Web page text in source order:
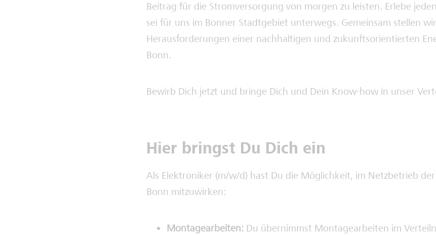
Beitrag für die Stromversorgung von morgen zu leisten. Erlebe
sei für uns im Bonner Stadtgebiet unterwegs. Gemeinsam stellen
Herausforderungen einer nachhaltigen und zukunftsorientierten
Bonn.
Bewirb Dich jetzt und bringe Dich und Dein Know-how in unser
Hier bringst Du Dich ein
Als Elektroniker (m/w/d) hast Du die Möglichkeit, im Netzbetrieb
Bonn mitzuwirken:
Montagearbeiten: Du übernimmst Montagearbeiten im